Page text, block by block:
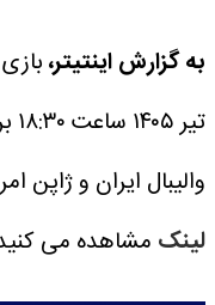
به گزارش اینتیتر،
تیر ۱۴۰۵ ساعت ۱۸:۳۰ برگزار می شود.
والیبال ایران و ژاپن امروز جمعه ۵
لینک مشاهده می